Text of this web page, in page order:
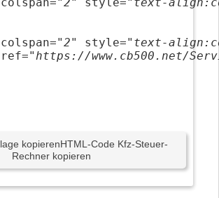
colspan="2" style="text-
"https://www.cb500.net/
kopierenHTML-Code Kfz-Steuer-
Rechner kopieren